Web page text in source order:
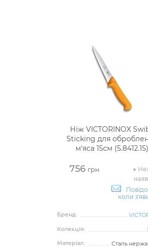
Ніж VICTORINOX
Sticking для
м'яса 15см (5.8412.15)
756 грн
коли
Бренд:
Колекція:
Матеріал:
Сталь